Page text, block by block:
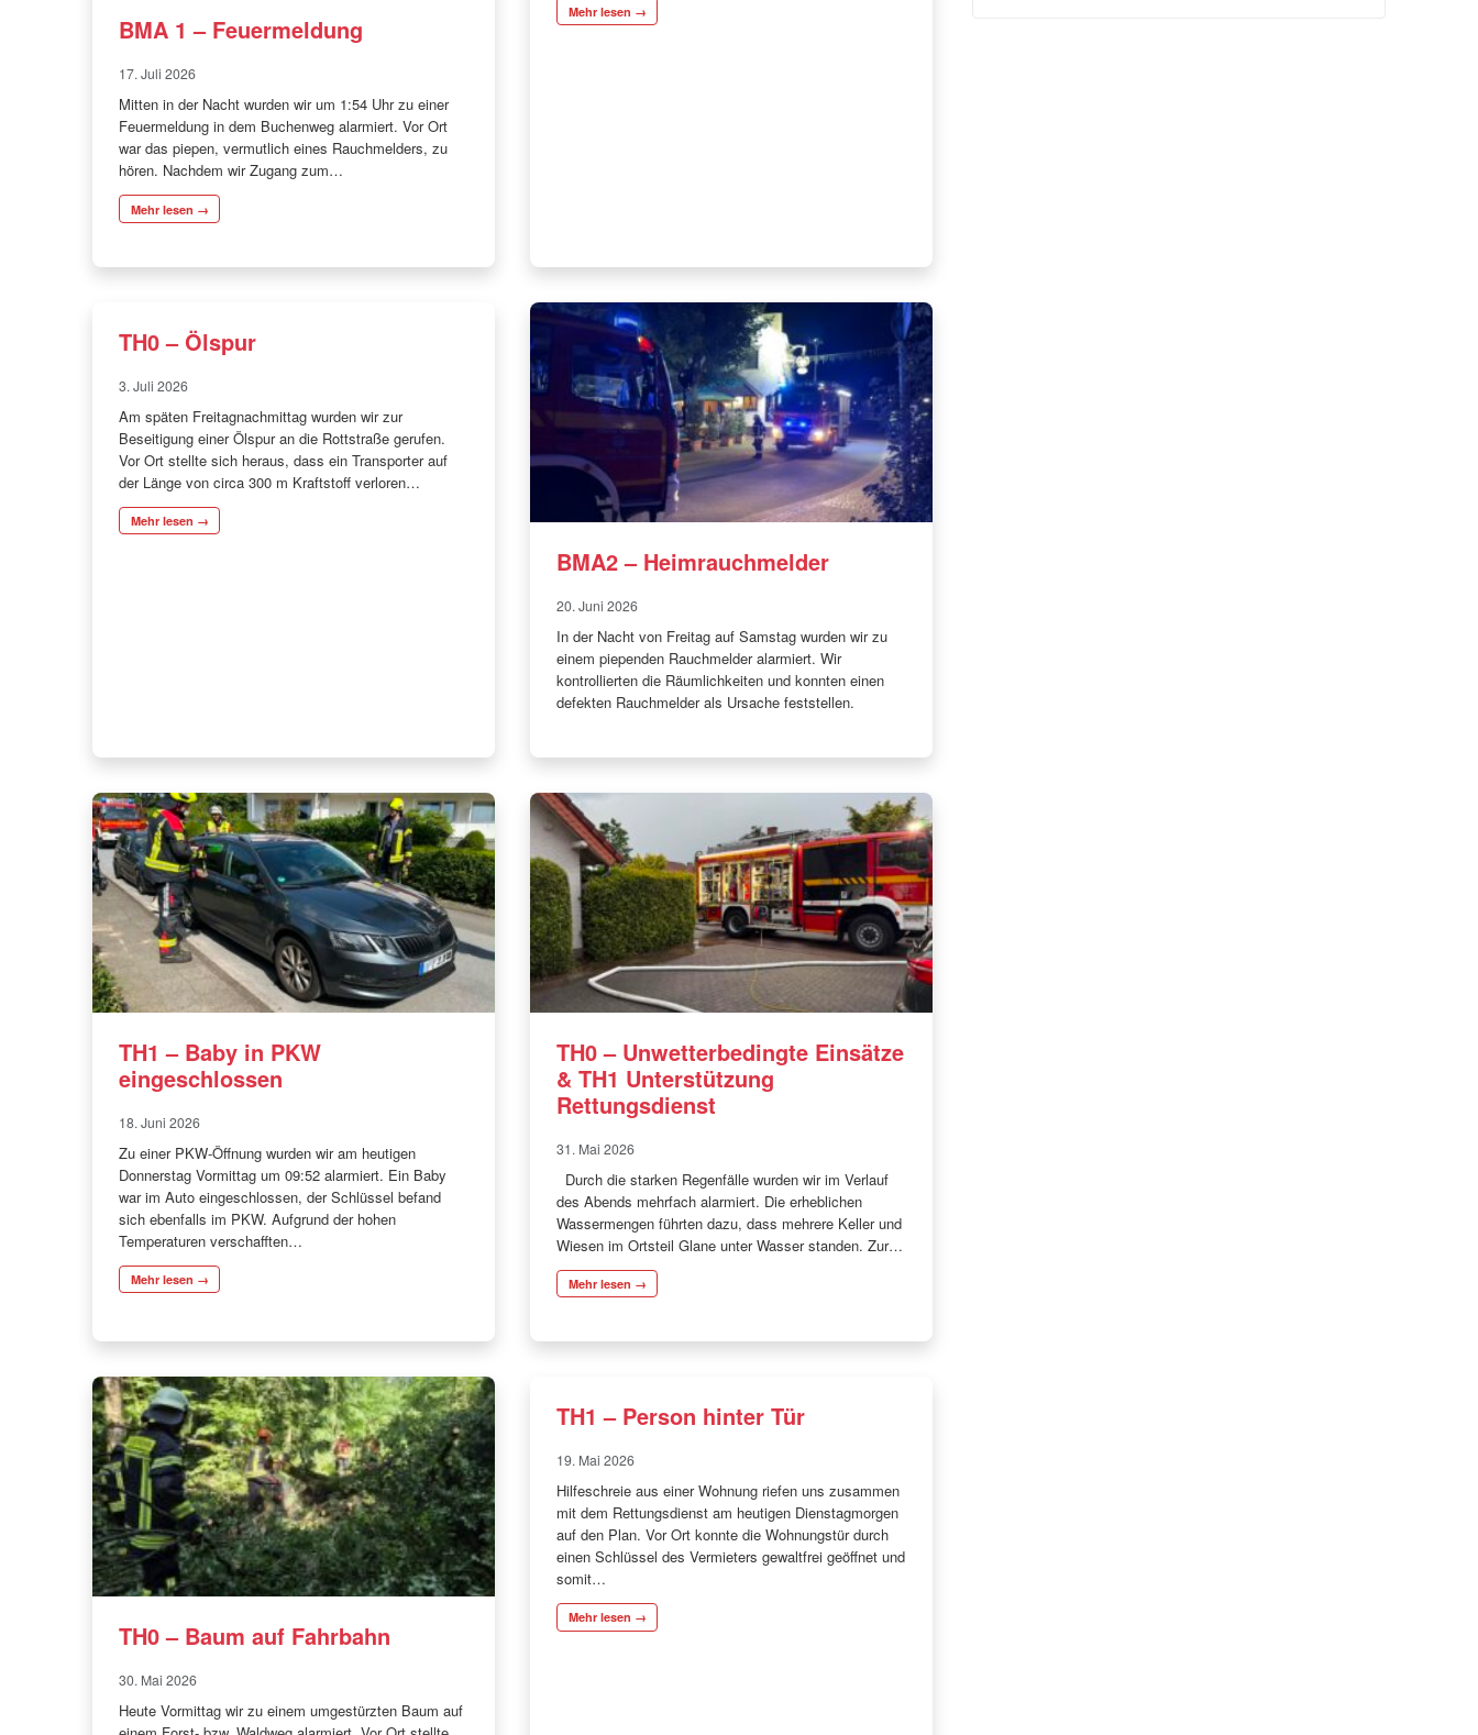
BMA 1 – Feuermeldung
17. Juli 2026
Mitten in der Nacht wurden wir um 1:54 Uhr zu einer
Feuermeldung in dem Buchenweg alarmiert. Vor Ort
war das piepen, vermutlich eines Rauchmelders, zu
hören. Nachdem wir Zugang zum…
Mehr lesen →
Mehr lesen →
TH0 – Ölspur
3. Juli 2026
Am späten Freitagnachmittag wurden wir zur
Beseitigung einer Ölspur an die Rottstraße gerufen.
Vor Ort stellte sich heraus, dass ein Transporter auf
der Länge von circa 300 m Kraftstoff verloren…
Mehr lesen →
BMA2 – Heimrauchmelder
20. Juni 2026
In der Nacht von Freitag auf Samstag wurden wir zu
einem piependen Rauchmelder alarmiert. Wir
kontrollierten die Räumlichkeiten und konnten einen
defekten Rauchmelder als Ursache feststellen.
TH1 – Baby in PKW
eingeschlossen
18. Juni 2026
Zu einer PKW-Öffnung wurden wir am heutigen
Donnerstag Vormittag um 09:52 alarmiert. Ein Baby
war im Auto eingeschlossen, der Schlüssel befand
sich ebenfalls im PKW. Aufgrund der hohen
Temperaturen verschafften…
Mehr lesen →
TH0 – Unwetterbedingte Einsätze
& TH1 Unterstützung
Rettungsdienst
31. Mai 2026
Durch die starken Regenfälle wurden wir im Verlauf
des Abends mehrfach alarmiert. Die erheblichen
Wassermengen führten dazu, dass mehrere Keller und
Wiesen im Ortsteil Glane unter Wasser standen. Zur…
Mehr lesen →
TH0 – Baum auf Fahrbahn
30. Mai 2026
Heute Vormittag wir zu einem umgestürzten Baum auf
TH1 – Person hinter Tür
19. Mai 2026
Hilfeschreie aus einer Wohnung riefen uns zusammen
mit dem Rettungsdienst am heutigen Dienstagmorgen
auf den Plan. Vor Ort konnte die Wohnungstür durch
einen Schlüssel des Vermieters gewaltfrei geöffnet und
somit…
Mehr lesen →